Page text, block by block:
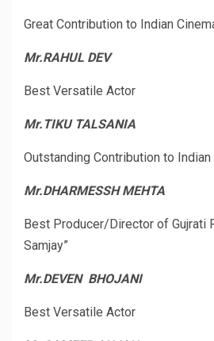
Great Contribution to Indian
Mr.RAHUL DEV
Best Versatile Actor
Mr.TIKU TALSANIA
Outstanding Contribution to Indian
Mr.DHARMESSH MEHTA
Best Producer/Director of Gujrati
Samjay”
Mr.DEVEN BHOJANI
Best Versatile Actor